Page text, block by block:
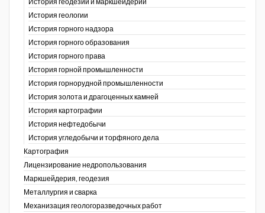
История геологии
История горного надзора
История горного образования
История горного права
История горной промышленности
История горнорудной промышленности
История золота и драгоценных камней
История картографии
История нефтедобычи
История угледобычи и торфяного дела
Картография
Лицензирование недропользования
Маркшейдерия, геодезия
Металлургия и сварка
Механизация геологоразведочных работ